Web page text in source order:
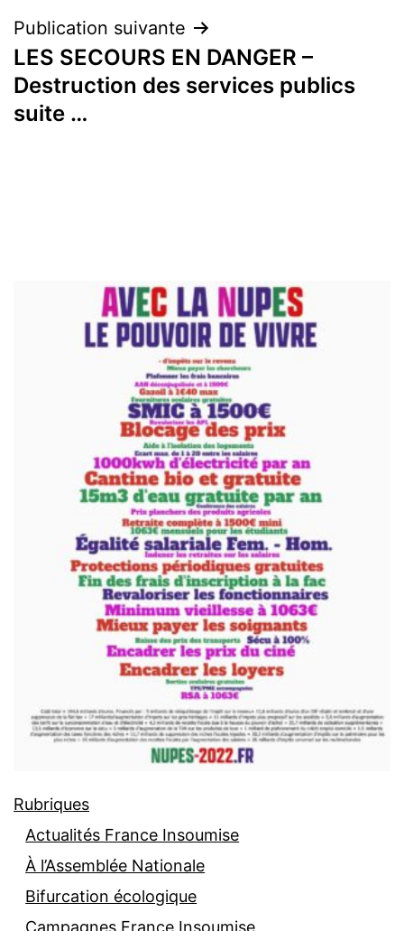
Publication suivante
LES SECOURS EN DANGER –
Destruction des services publics
suite …
Rubriques
Actualités France Insoumise
À l’Assemblée Nationale
Bifurcation écologique
Campagnes France Insoumise